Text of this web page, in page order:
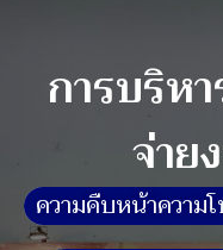
การบริห
จ่าย
ความคืบหน้าความโ